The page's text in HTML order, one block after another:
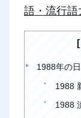
語・流行語
1988年の
1988
1988